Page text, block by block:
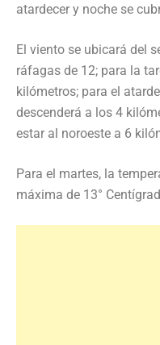
atardecer y noche se
El viento se ubicará del
ráfagas de 12; para la
kilómetros; para el
descenderá a los 4
estar al noroeste a 6
Para el martes, la
máxima de 13°